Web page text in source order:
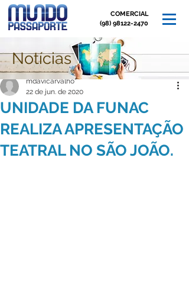
COMERCIAL
(98) 98122-2470
Post
UNIDADE DA FUNAC
REALIZA APRESENTAÇÃO
TEATRAL NO SÃO JOÃO.
mdavicarvalho
22 de jun. de 2020
Notícias